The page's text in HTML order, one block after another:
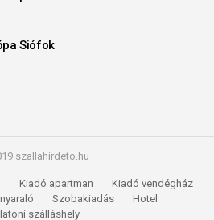
Siófok
szallahirdeto.hu
Kiadó apartman
Kiadó vendégház
Szobakiadás
Hotel
szálláshely